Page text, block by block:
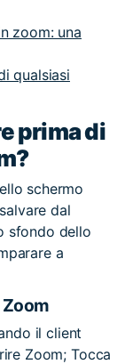
zoom: una
qualsiasi
prima di
schermo
dal
sfondo dello
a
Zoom
il client
Zoom; Tocca